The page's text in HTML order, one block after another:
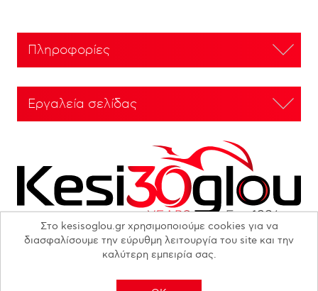
Πληροφορίες
Εργαλεία σελίδας
Copyright © 2026 N. KESISOGLOU S.A. - All rights reserved
Στο kesisoglou.gr χρησιμοποιούμε cookies για να
διασφαλίσουμε την εύρυθμη λειτουργία του site και την
καλύτερη εμπειρία σας.